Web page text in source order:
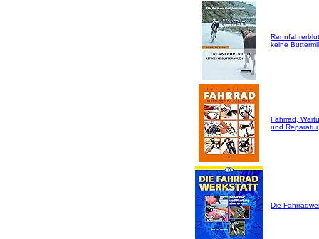
keine
Fahrrad,
und Reparatur
Die